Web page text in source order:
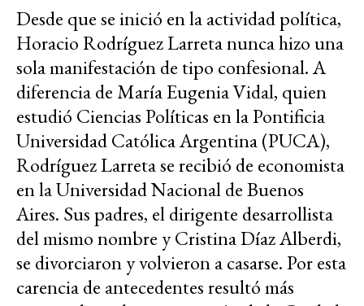
Desde que se inició en la actividad política,
Horacio Rodríguez Larreta nunca hizo una
sola manifestación de tipo confesional. A
diferencia de María Eugenia Vidal, quien
estudió Ciencias Políticas en la Pontificia
Universidad Católica Argentina (PUCA),
Rodríguez Larreta se recibió de economista
en la Universidad Nacional de Buenos
Aires. Sus padres, el dirigente desarrollista
del mismo nombre y Cristina Díaz Alberdi,
se divorciaron y volvieron a casarse. Por esta
carencia de antecedentes resultó más